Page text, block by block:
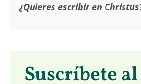
¿Quieres escribir en
Suscríbete al